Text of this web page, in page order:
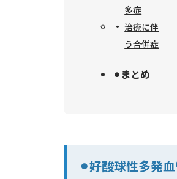
多症
治療に伴
う合併症
⚫︎まとめ
⚫︎好酸球性多発